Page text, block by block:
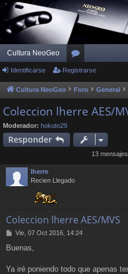
Cultura NeoGeo
or
os
Identificarse Registrarse
Cultura NeoGeo Foro General
Coleccion lherre AES/
Moderador: hokuto29
Responder
13
lherre
Recien Llegado
Coleccion lherre AES/MVS
M
n
a
Vie, 07 Oct 2016, 14:24
Buenas,
Ya iré poniendo todo que apenas